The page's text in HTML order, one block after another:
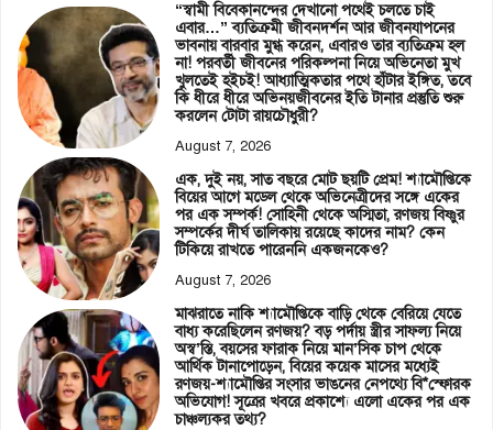
“স্বামী বিবেকানন্দের দেখানো পথেই চলতে চাই
এবার…” ব্যতিক্রমী জীবনদর্শন আর জীবনযাপনের
ভাবনায় বারবার মুগ্ধ করেন, এবারও তার ব্যতিক্রম হল
না! পরবর্তী জীবনের পরিকল্পনা নিয়ে অভিনেতা মুখ
খুলতেই হইচই! আধ্যাত্মিকতার পথে হাঁটার ইঙ্গিত, তবে
কি ধীরে ধীরে অভিনয়জীবনের ইতি টানার প্রস্তুতি শুরু
করলেন টোটা রায়চৌধুরী?
August 7, 2026
এক, দুই নয়, সাত বছরে মোট ছয়টি প্রেম! শ্যামৌপ্তিকে
বিয়ের আগে মডেল থেকে অভিনেত্রীদের সঙ্গে একের
পর এক সম্পর্ক! সোহিনী থেকে অস্মিতা, রণজয় বিষ্ণুর
সম্পর্কের দীর্ঘ তালিকায় রয়েছে কাদের নাম? কেন
টিকিয়ে রাখতে পারেননি একজনকেও?
August 7, 2026
মাঝরাতে নাকি শ্যামৌপ্তিকে বাড়ি থেকে বেরিয়ে যেতে
বাধ্য করেছিলেন রণজয়? বড় পর্দায় স্ত্রীর সাফল্য নিয়ে
অস্ব’স্তি, বয়সের ফারাক নিয়ে মান’সিক চাপ থেকে
আর্থিক টানাপোড়েন, বিয়ের কয়েক মাসের মধ্যেই
রণজয়-শ্যামৌপ্তির সংসার ভাঙনের নেপথ্যে বি*স্ফোরক
অভিযোগ! সূত্রের খবরে প্রকাশ্যে এলো একের পর এক
চাঞ্চল্যকর তথ্য?